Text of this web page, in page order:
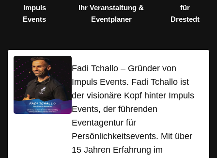
Impuls
Events
Ihr Veranstaltung &
Eventplaner
für
Drestedt
Fadi Tchallo – Gründer von
Impuls Events. Fadi Tchallo ist
der visionäre Kopf hinter Impuls
Events, der führenden
Eventagentur für
Persönlichkeitsevents. Mit über
15 Jahren Erfahrung im